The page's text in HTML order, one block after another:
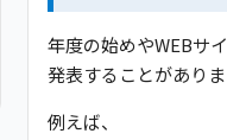
年度の始めやWEBサ
発表することがありま
例えば、